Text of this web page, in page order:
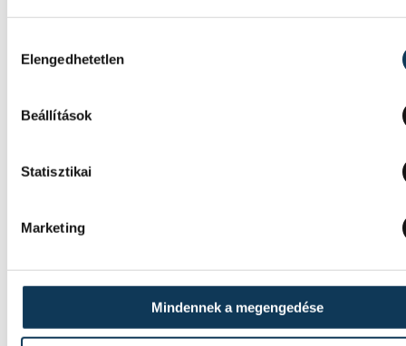
Elengedhetetlen
Beállítások
Statisztikai
Marketing
Mindennek a megengedése
TOVÁBBI CIKKEK